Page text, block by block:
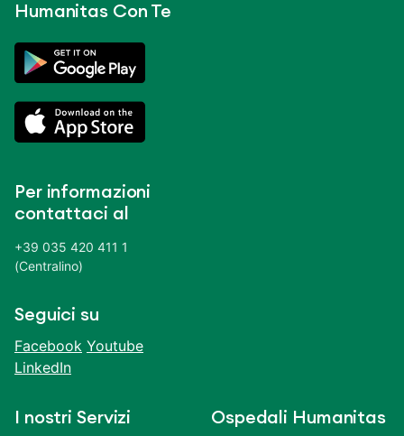
Humanitas Con Te
Per informazioni
contattaci al
+39 035 420 411 1
(Centralino)
Seguici su
Facebook Youtube
LinkedIn
I nostri Servizi Ospedali Humanitas